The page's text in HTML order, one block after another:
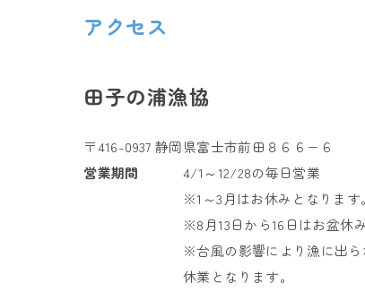
アクセス
田子の浦漁協
〒416-0937 静岡県富士市前田８６６−６
営業期間
4/1～12/28の毎日営業
※1～3月はお休みとなります。
※8月13日から16日はお盆休み
※台風の影響により漁に出
休業となります。